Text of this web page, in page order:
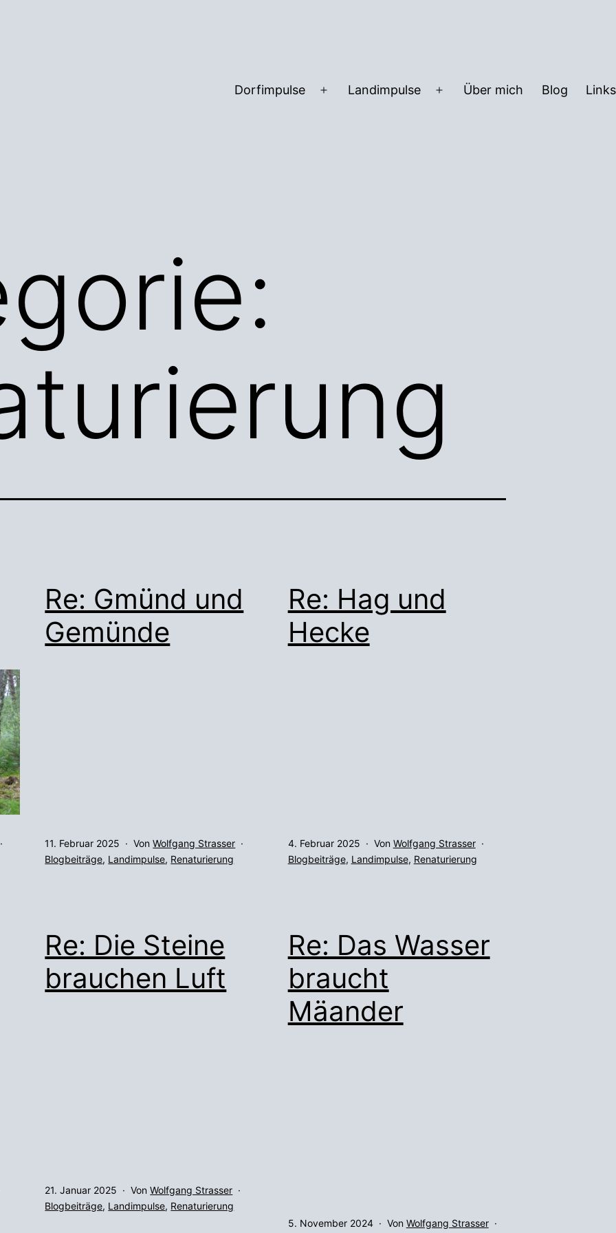
Dorfimpulse
Menü
Landimpulse
Menü
Über mich Blog Links
Re: Gmünd und
Gemünde
Veröffentlicht
am
11. Februar 2025 VonWolfgang Strasser
Kategorisiert
Blogbeiträge, Landimpulse, Renaturierung
Re: Hag und
Hecke
Veröffentlicht
am
4. Februar 2025 Von Wolfgang Strasser
Kategorisiert
Blogbeiträge, Landimpulse, Renaturierung
Re: Die Steine
brauchen Luft
Veröffentlicht
am
21. Januar 2025 VonWolfgang Strasser
Kategorisiert
Blogbeiträge, Landimpulse, Renaturierung
Re: Das Wasser
braucht
Mäander
Veröffentlicht
5. November 2024 Von Wolfgang Strasser